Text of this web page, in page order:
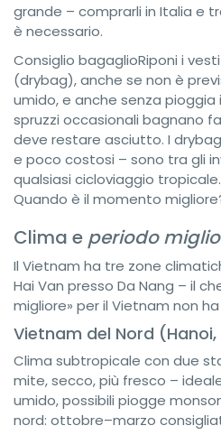
grande – comprarli in Italia e
è necessario.
Consiglio bagaglioRiponi i
(drybag), anche se non è
umido, e anche senza pioggia
spruzzi occasionali bagnano
deve restare asciutto. I
e poco costosi – sono tra gli
qualsiasi cicloviaggio tropicale.
Quando è il momento
Clima e periodo
Il Vietnam ha tre zone
Hai Van presso Da Nang – il
migliore» per il Vietnam non
Vietnam del Nord (Hanoi,
Clima subtropicale con due
mite, secco, più fresco –
umido, possibili piogge
nord: ottobre–marzo